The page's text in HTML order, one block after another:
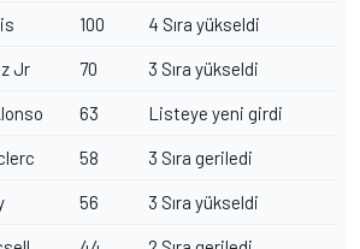
100 4 Sıra yükseldi
Jr 70 3 Sıra yükseldi
63 Listeye yeni girdi
58 3 Sıra geriledi
56 3 Sıra yükseldi